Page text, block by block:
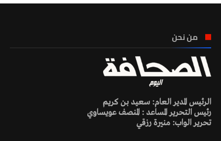
من نحن
الرئيس المدير العام: سعيد بن كريم
رئيس التحرير المساعد : المنصف عويساوي
تحرير الواب: منيرة رزقي